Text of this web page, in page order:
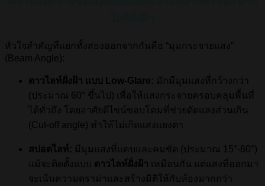
หัวใจสำคัญที่แยกทั้งสองออกจากกันคือ “มุมกระจายแสง”
(Beam Angle):
ดาวไลท์ฝั่งฝ้า แบบ Low-Glare: มักมีมุมแสงที่กว้างกว่า
(ประมาณ 60°
ขึ้นไป) เพื่อให้แสงกระจายครอบคลุมพื้นที่
ได้ทั่วถึง โดยอาศัยดีไซน์ขอบโคมที่ช่วยตัดแสงส่วนเกิน
(Cut-off angle) ทำให้ไม่เกิดแสงแยงตา
สปอตไลท์: มีมุมแสงที่แคบและคมชัด (ประมาณ 15°-60° )
แม้จะติดตั้งแบบ ดาวไลท์ฝั่งฝ้า เหมือนกัน แต่แสงที่ออกมา
จะเน้นความดราม่าและสร้างมิติให้กับห้องมากกว่า